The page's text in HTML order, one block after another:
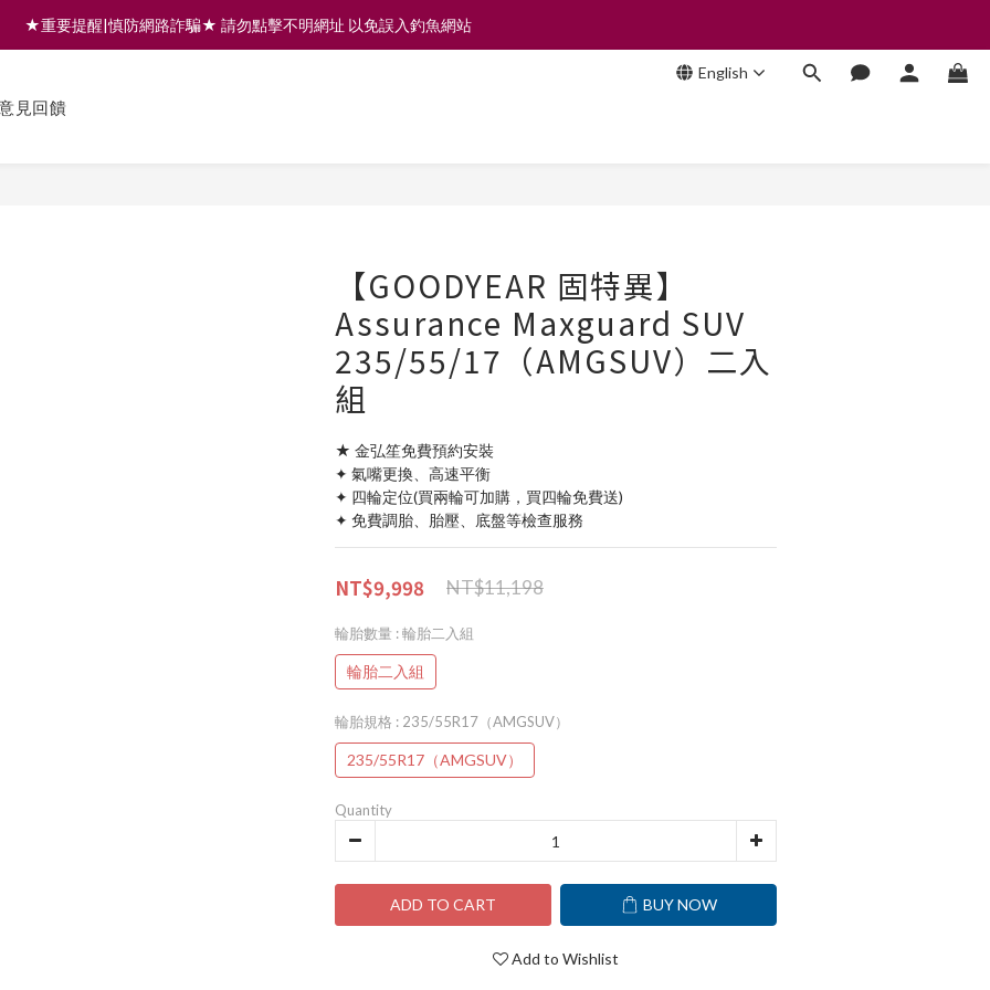
註冊會員享200元購物金 | 全館滿999免運 | 可門市取貨/安裝
★重要提醒|慎防網路詐騙★ 請勿點擊不明網址 以免誤入釣魚網站
English
見回饋
【GOODYEAR 固特異】
Assurance Maxguard SUV
235/55/17（AMGSUV）二入
組
★ 金弘笙免費預約安裝
✦ 氣嘴更換、高速平衡
✦ 四輪定位(買兩輪可加購，買四輪免費送)
✦ 免費調胎、胎壓、底盤等檢查服務
NT$11,198
NT$9,998
輪胎數量 : 輪胎二入組
輪胎二入組
輪胎規格 : 235/55R17（AMGSUV）
235/55R17（AMGSUV）
Quantity
ADD TO CART BUY NOW
Add to Wishlist